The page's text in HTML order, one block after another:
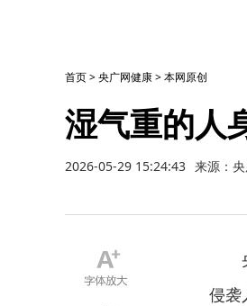
首页>央广网健康>本网原创
湿气重的人
2026-05-29 15:24:43 来源：
侵袭